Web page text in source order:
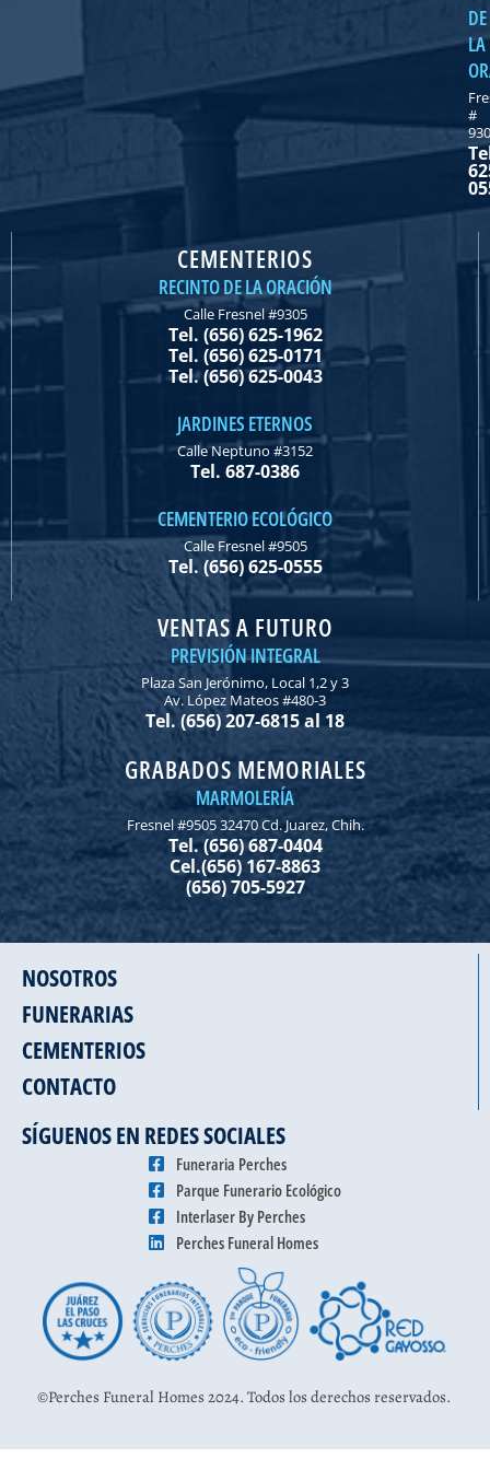
DE
LA
#
CEMENTERIOS
RECINTO DE LA ORACIÓN
Calle Fresnel #9305
Tel. (656) 625-1962
Tel. (656) 625-0171
Tel. (656) 625-0043
JARDINES ETERNOS
Calle Neptuno #3152
Tel. 687-0386
CEMENTERIO ECOLÓGICO
Calle Fresnel #9505
Tel. (656) 625-0555
VENTAS A FUTURO
PREVISIÓN INTEGRAL
Plaza San Jerónimo, Local 1,2 y 3
Av. López Mateos #480-3
Tel. (656) 207-6815 al 18
GRABADOS MEMORIALES
MARMOLERÍA
Fresnel #9505 32470 Cd. Juarez, Chih.
Tel. (656) 687-0404
Cel.(656) 167-8863
(656) 705-5927
NOSOTROS
FUNERARIAS
CEMENTERIOS
CONTACTO
SÍGUENOS EN REDES SOCIALES
Funeraria Perches
Parque Funerario Ecológico
Interlaser By Perches
Perches Funeral Homes
©Perches Funeral Homes 2024. Todos los derechos reservados.